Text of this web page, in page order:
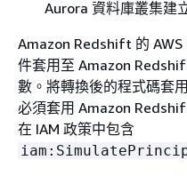
Aurora 資料庫叢集建
Amazon Redshift 的
件套用至 Amazon
數。將轉換後的程式碼套
必須套用 Amazon
在 IAM 政策中包含